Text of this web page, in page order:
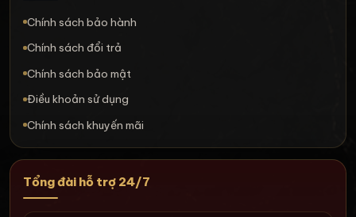
Chính sách bảo hành
Chính sách đổi trả
Chính sách bảo mật
Điều khoản sử dụng
Chính sách khuyến mãi
Tổng đài hỗ trợ 24/7